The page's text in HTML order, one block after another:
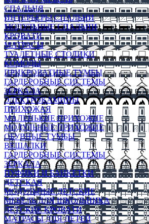
СПАЛЬНЯ
ИНТЕРЬЕРЫ СПАЛЬНИ
МОДУЛЬНЫЕ СПАЛЬНИ
КРОВАТИ
МАТРАСЫ
ТУАЛЕТНЫЕ СТОЛИКИ
КОМОДЫ
ПРИКРОВАТНЫЕ ТУМБЫ
ГАРДЕРОБНЫЕ СИСТЕМЫ
ЗЕРКАЛА
ЭЛЕКТРОКАМИНЫ
ПРИХОЖАЯ
МАЛЕНЬКИЕ ПРИХОЖИЕ
МОДУЛЬНЫЕ ПРИХОЖИЕ
ОБУВНЫЕ ТУМБЫ
ВЕШАЛКИ
ГАРДЕРОБНЫЕ СИСТЕМЫ
ЗЕРКАЛА
ПУФИКИ И БАНКЕТКИ
ДЕТСКАЯ
МОДУЛЬНЫЕ ДЕТСКИЕ
МЕБЕЛЬ ДЛЯ ШКОЛЬНИКА
ДЕТСКИЕ КРОВАТИ
МАТРАСЫ ДЛЯ ДЕТЕЙ